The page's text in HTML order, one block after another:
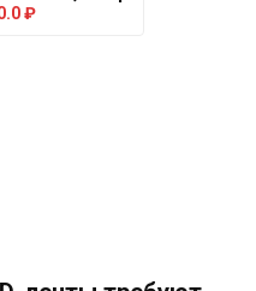
₽